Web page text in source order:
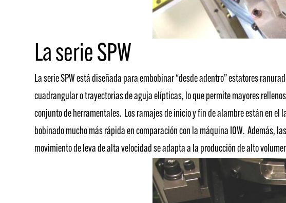
La serie SPW
La serie SPW está diseñada para embobinar “desde adentro” estatores
cuadrangular o trayectorias de aguja elípticas, lo que permite mayores
conjunto de herramentales. Los ramajes de inicio y fin de alambre están en
bobinado mucho más rápida en comparación con la máquina IOW. Además,
movimiento de leva de alta velocidad se adapta a la producción de alto